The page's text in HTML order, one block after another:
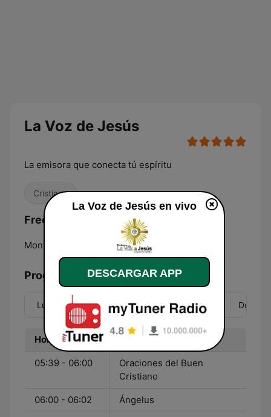
La Voz de Jesús
La emisora que conecta tú espíritu
Cristiana
Frecuencias La Voz de Jesús:
Montería:
Programación
Lun Mar Mié Jue Vie Sáb Dom
Hora Programa
05:39 - 06:00
Oraciones del Buen
Cristiano
06:00 - 06:02 Ángelus
La Voz de Jesús en vivo
DESCARGAR APP